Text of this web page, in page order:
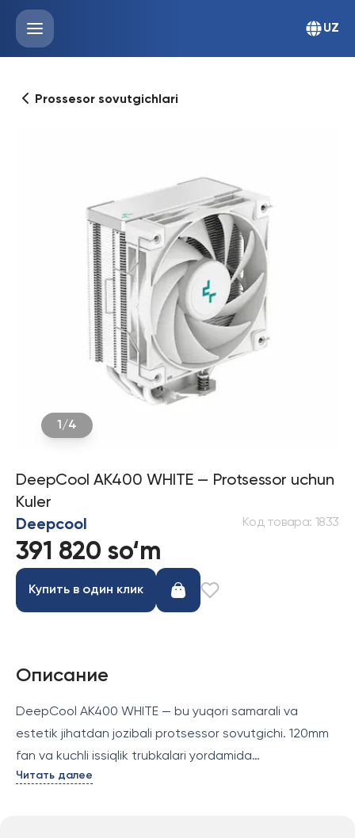
UZ
Prossesor sovutgichlari
1 /4
DeepCool AK400 WHITE — Protsessor uchun
Kuler
Deepcool
Код товара: 1833
391 820 so‘m
Купить в один клик
Описание
DeepCool AK400 WHITE — bu yuqori samarali va
estetik jihatdan jozibali protsessor sovutgichi. 120mm
fan va kuchli issiqlik trubkalari yordamida
protsessorning ortiqcha issiqligini tezda tarqatib,
Читать далее